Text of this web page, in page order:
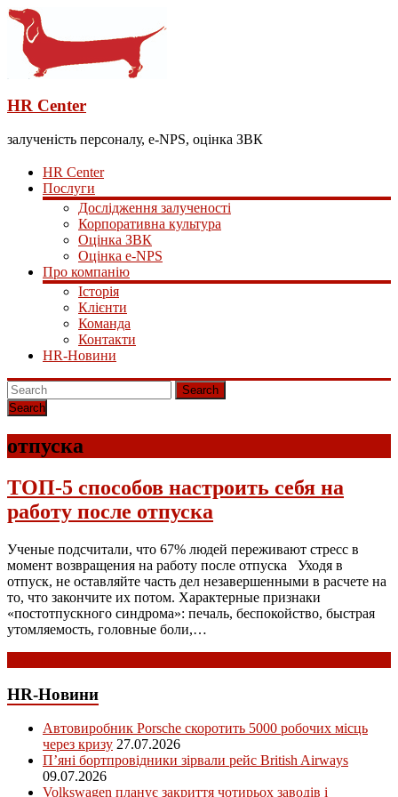
HR Center
залученість персоналу, e-NPS, оцінка ЗВК
HR Center
Послуги
Дослідження залученості
Корпоративна культура
Оцінка ЗВК
Оцінка e-NPS
Про компанію
Історія
Клієнти
Команда
Контакти
HR-Новини
Search
отпуска
ТОП-5 способов настроить себя на
работу после отпуска
Ученые подсчитали, что 67% людей переживают стресс в
момент возвращения на работу после отпуска Уходя в
отпуск, не оставляйте часть дел незавершенными в расчете на
то, что закончите их потом. Характерные признаки
«постотпускного синдрома»: печаль, беспокойство, быстрая
утомляемость, головные боли,…
HR-Новини
Автовиробник Porsche скоротить 5000 робочих місць
через кризу 27.07.2026
П’яні бортпровідники зірвали рейс British Airways
09.07.2026
Volkswagen планує закриття чотирьох заводів і